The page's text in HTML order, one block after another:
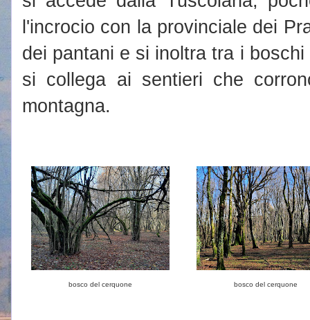
l'incrocio con la provinciale dei
dei pantani e si inoltra tra i
si collega ai sentieri che
montagna.
bosco del cerquone bosco del cerquone